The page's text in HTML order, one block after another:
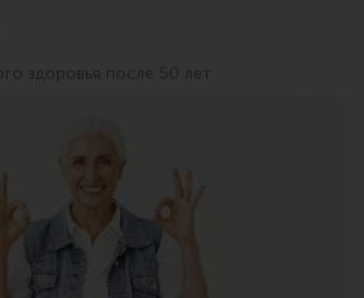
здоровья после 50 лет